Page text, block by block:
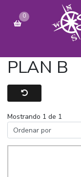
0
PLAN B
Mostrando 1 de 1